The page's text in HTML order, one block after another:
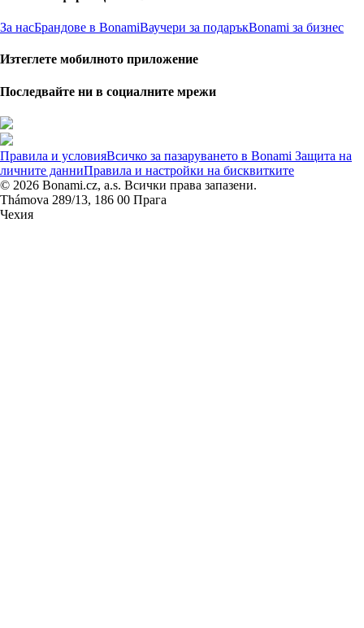
За насБрандове в BonamiВаучери за подаръкBonami за бизнес
Изтеглете мобилното приложение
Последвайте ни в социалните мрежи
Правила и условияВсичко за пазаруването в Bonami Защита на
личните данниПравила и настройки на бисквитките
© 2026 Bonami.cz, a.s. Всички права запазени.
Thámova 289/13, 186 00 Прага
Чехия